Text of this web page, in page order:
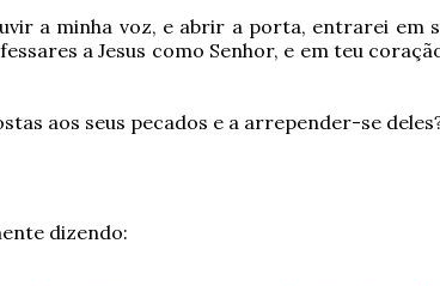
a minha voz, e abrir a porta, entrarei em
a Jesus como Senhor, e em teu
aos seus pecados e a arrepender-se
dizendo: